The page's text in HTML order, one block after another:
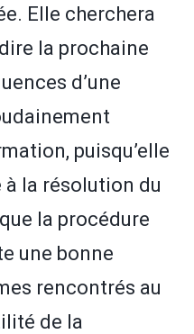
Elle cherchera
la prochaine
d’une
puisqu’elle
à la résolution du
la procédure
une bonne
rencontrés au
de la